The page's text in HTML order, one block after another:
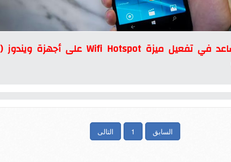
خطوات تساعد في تفعيل ميزة Wifi Hotspot على أجهزة ويندوز (
السابق 1 التالى